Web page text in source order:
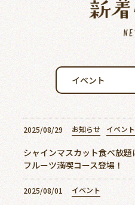
買う 学
ご予約
美作農園について
新着情報
2025/08/29 お知らせ イベント
シャインマスカット食べ放
フルーツ満喫コース登場！
2025/08/01 イベント